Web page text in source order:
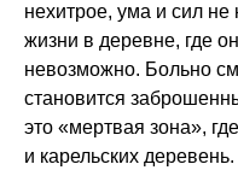
нехитрое, ума и сил не
жизни в деревне, где
невозможно. Больно
становится
это «мертвая зона»,
и карельских деревень.